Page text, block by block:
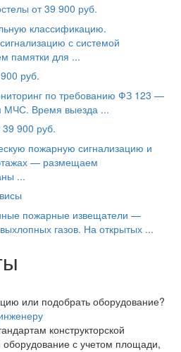
от 39 900 руб.
классификацию.
с системой
памятки для ...
руб.
по требованию ФЗ 123 —
МЧС. Время выезда ...
900 руб.
пожарную сигнализацию и
— размещаем
...
пожарные извещатели —
газов. На открытых ...
или подобрать оборудование?
конструкторской
с учетом площади,